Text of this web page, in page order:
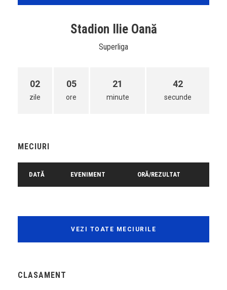
Stadion Ilie Oană
Superliga
02
zile
05
ore
21
minute
42
secunde
MECIURI
DATĂ EVENIMENT ORĂ/REZULTAT
VEZI TOATE MECIURILE
CLASAMENT